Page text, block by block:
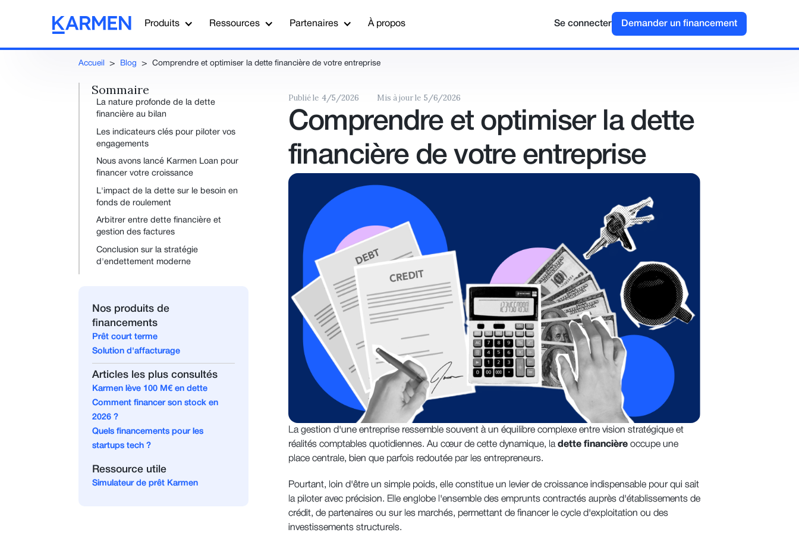
Produits Ressources Partenaires À propos Se connecter Demander un financement
Accueil > Blog > Comprendre et optimiser la dette financière de votre entreprise
Sommaire
La nature profonde de la dette
financière au bilan
Les indicateurs clés pour piloter vos
engagements
Nous avons lancé Karmen Loan pour
financer votre croissance
L'impact de la dette sur le besoin en
fonds de roulement
Arbitrer entre dette financière et
gestion des factures
Conclusion sur la stratégie
d'endettement moderne
Nos produits de
financements
Prêt court terme
Solution d'affacturage
Articles les plus consultés
Karmen lève 100 M€ en dette
Comment financer son stock en
2026 ?
Quels financements pour les
startups tech ?
Ressource utile
Simulateur de prêt Karmen
Publié le 4/5/2026 Mis à jour le 5/6/2026
Comprendre et optimiser la dette
financière de votre entreprise
La gestion d'une entreprise ressemble souvent à un équilibre complexe entre vision stratégique et
réalités comptables quotidiennes. Au cœur de cette dynamique, la dette financièreoccupe une
place centrale, bien que parfois redoutée par les entrepreneurs.
Pourtant, loin d'être un simple poids, elle constitue un levier de croissance indispensable pour qui sait
la piloter avec précision. Elle englobe l'ensemble des emprunts contractés auprès d'établissements de
crédit, de partenaires ou sur les marchés, permettant de financer le cycle d'exploitation ou des
investissements structurels.